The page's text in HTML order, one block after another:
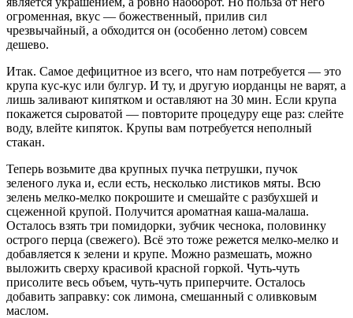
огроменная, вкус — божественный, прилив сил
чрезвычайный, а обходится он (особенно летом) совсем
дешево.
Итак. Самое дефицитное из всего, что нам потребуется — это
крупа кус-кус или булгур. И ту, и другую иорданцы не варят, а
лишь заливают кипятком и оставляют на 30 мин. Если крупа
покажется сыроватой — повторите процедуру еще раз: слейте
воду, влейте кипяток. Крупы вам потребуется неполный
стакан.
Теперь возьмите два крупных пучка петрушки, пучок
зеленого лука и, если есть, несколько листиков мяты. Всю
зелень мелко-мелко покрошите и смешайте с разбухшей и
сцеженной крупой. Получится ароматная каша-малаша.
Осталось взять три помидорки, зубчик чеснока, половинку
острого перца (свежего). Всё это тоже режется мелко-мелко и
добавляется к зелени и крупе. Можно размешать, можно
выложить сверху красивой красной горкой. Чуть-чуть
присолите весь объем, чуть-чуть приперчите. Осталось
добавить заправку: сок лимона, смешанный с оливковым
маслом.